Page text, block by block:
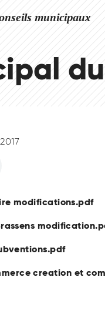
municipaux
modifications.pdf
creation et